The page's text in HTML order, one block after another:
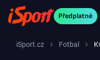
Předplatné
iSport.cz Fotbal